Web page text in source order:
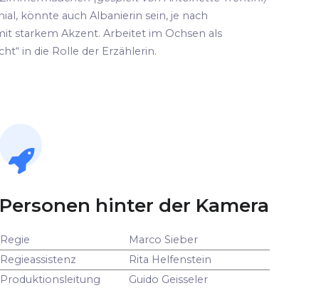
könnte auch Albanierin sein, je nach
starkem Akzent. Arbeitet im Ochsen als
in die Rolle der Erzählerin.
Personen hinter der Kamera
Regie
Marco Sieber
Regieassistenz
Rita Helfenstein
Produktionsleitung
Guido Geisseler